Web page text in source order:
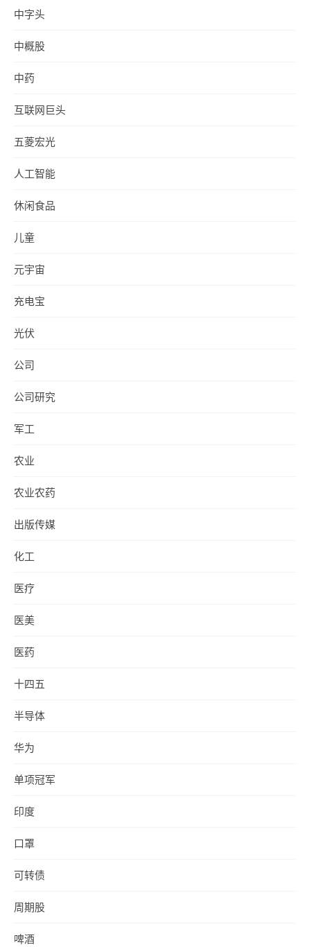
中字头
中概股
中药
互联网巨头
五菱宏光
人工智能
休闲食品
儿童
元宇宙
充电宝
光伏
公司
公司研究
军工
农业
农业农药
出版传媒
化工
医疗
医美
医药
十四五
半导体
华为
单项冠军
印度
口罩
可转债
周期股
啤酒